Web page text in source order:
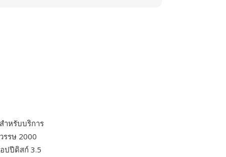
ำหรับบริการ
รรษ 2000
ปปีดิสก์ 3.5